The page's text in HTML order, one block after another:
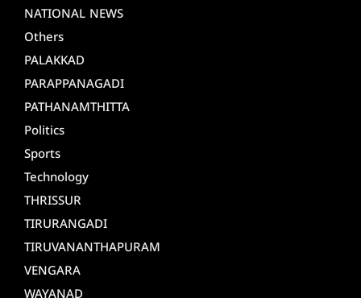
NATIONAL NEWS
Others
PALAKKAD
PARAPPANAGADI
PATHANAMTHITTA
Politics
Sports
Technology
THRISSUR
TIRURANGADI
TIRUVANANTHAPURAM
VENGARA
WAYANAD